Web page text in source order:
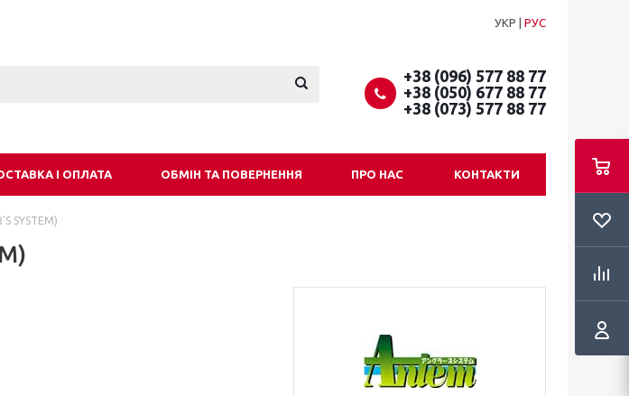
УКР РУС
+38 (096) 577 88 77
+38 (050) 677 88 77
+38 (073) 577 88 77
І ОПЛАТА ОБМІН ТА ПОВЕРНЕННЯ ПРО НАС КОНТАКТИ
SYSTEM)